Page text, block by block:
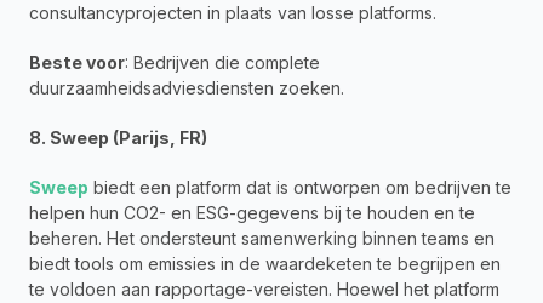
consultancyprojecten in plaats van losse platforms.
Beste voor: Bedrijven die complete
duurzaamheidsadviesdiensten zoeken.
8. Sweep (Parijs, FR)
Sweep biedt een platform dat is ontworpen om bedrijven te
helpen hun CO2- en ESG-gegevens bij te houden en te
beheren. Het ondersteunt samenwerking binnen teams en
biedt tools om emissies in de waardeketen te begrijpen en
te voldoen aan rapportage-vereisten. Hoewel het platform